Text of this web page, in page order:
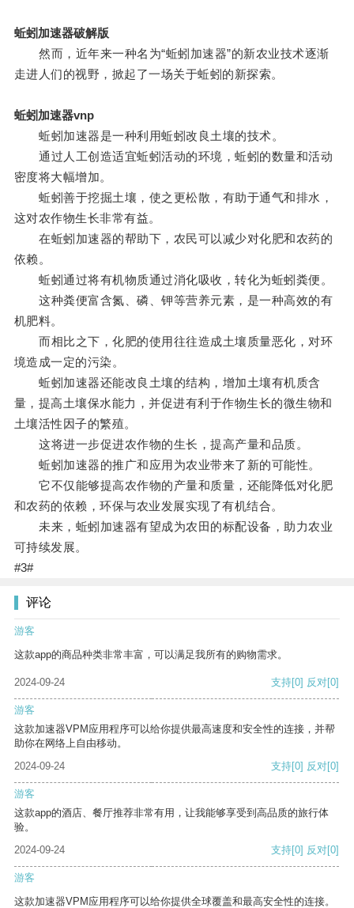
蚯蚓加速器破解版
然而，近年来一种名为“蚯蚓加速器”的新农业技术逐渐
走进人们的视野，掀起了一场关于蚯蚓的新探索。
蚯蚓加速器vnp
蚯蚓加速器是一种利用蚯蚓改良土壤的技术。
通过人工创造适宜蚯蚓活动的环境，蚯蚓的数量和活动
密度将大幅增加。
蚯蚓善于挖掘土壤，使之更松散，有助于通气和排水，
这对农作物生长非常有益。
在蚯蚓加速器的帮助下，农民可以减少对化肥和农药的
依赖。
蚯蚓通过将有机物质通过消化吸收，转化为蚯蚓粪便。
这种粪便富含氮、磷、钾等营养元素，是一种高效的有
机肥料。
而相比之下，化肥的使用往往造成土壤质量恶化，对环
境造成一定的污染。
蚯蚓加速器还能改良土壤的结构，增加土壤有机质含
量，提高土壤保水能力，并促进有利于作物生长的微生物和
土壤活性因子的繁殖。
这将进一步促进农作物的生长，提高产量和品质。
蚯蚓加速器的推广和应用为农业带来了新的可能性。
它不仅能够提高农作物的产量和质量，还能降低对化肥
和农药的依赖，环保与农业发展实现了有机结合。
未来，蚯蚓加速器有望成为农田的标配设备，助力农业
可持续发展。
#3#
评论
游客
这款app的商品种类非常丰富，可以满足我所有的购物需求。
2024-09-24 支持[0] 反对[0]
游客
这款加速器VPM应用程序可以给你提供最高速度和安全性的连接，并帮
助你在网络上自由移动。
2024-09-24
支持[0] 反对[0]
游客
这款app的酒店、餐厅推荐非常有用，让我能够享受到高品质的旅行体
验。
2024-09-24
支持[0] 反对[0]
游客
这款加速器VPM应用程序可以给你提供全球覆盖和最高安全性的连接。